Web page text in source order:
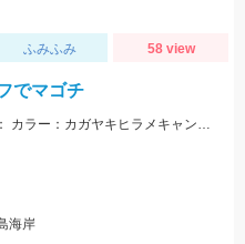
ふみふみ 58 view
でマゴチ
メーカー：シマノ ルアースピンピーム： カラー：カガヤキヒラメキャンディー
海岸